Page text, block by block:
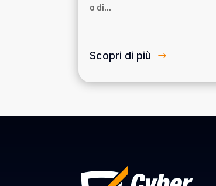
o di...
Scopri di più